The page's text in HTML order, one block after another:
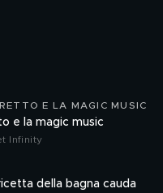
E LA MAGIC MUSIC
e la magic music
Infinity
della bagna cauda